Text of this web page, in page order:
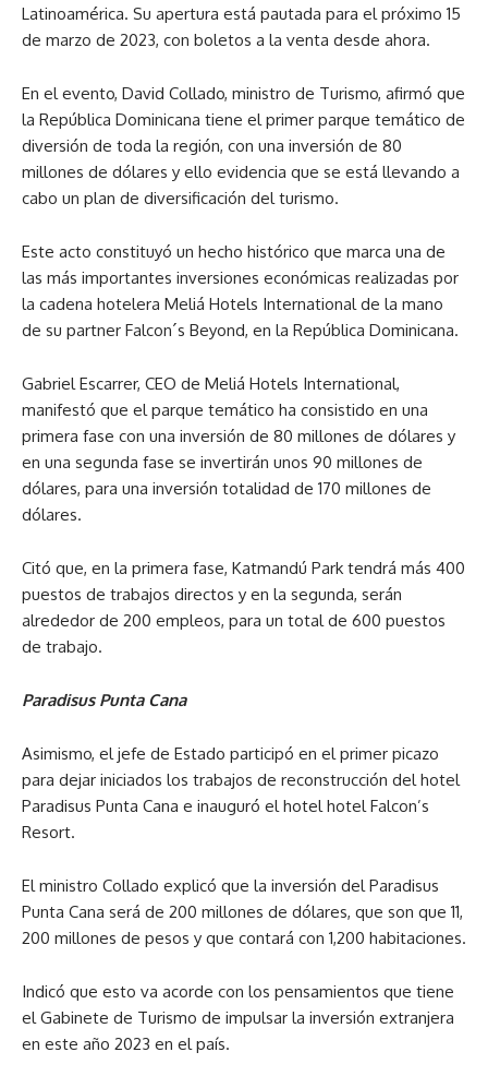
Latinoamérica. Su apertura está pautada para el próximo 15
de marzo de 2023, con boletos a la venta desde ahora.
En el evento, David Collado, ministro de Turismo, afirmó que
la República Dominicana tiene el primer parque temático de
diversión de toda la región, con una inversión de 80
millones de dólares y ello evidencia que se está llevando a
cabo un plan de diversificación del turismo.
Este acto constituyó un hecho histórico que marca una de
las más importantes inversiones económicas realizadas por
la cadena hotelera Meliá Hotels International de la mano
de su partner Falcon´s Beyond, en la República Dominicana.
Gabriel Escarrer, CEO de Meliá Hotels International,
manifestó que el parque temático ha consistido en una
primera fase con una inversión de 80 millones de dólares y
en una segunda fase se invertirán unos 90 millones de
dólares, para una inversión totalidad de 170 millones de
dólares.
Citó que, en la primera fase, Katmandú Park tendrá más 400
puestos de trabajos directos y en la segunda, serán
alrededor de 200 empleos, para un total de 600 puestos
de trabajo.
Paradisus Punta Cana
Asimismo, el jefe de Estado participó en el primer picazo
para dejar iniciados los trabajos de reconstrucción del hotel
Paradisus Punta Cana e inauguró el hotel hotel Falcon’s
Resort.
El ministro Collado explicó que la inversión del Paradisus
Punta Cana será de 200 millones de dólares, que son que 11,
200 millones de pesos y que contará con 1,200 habitaciones.
Indicó que esto va acorde con los pensamientos que tiene
el Gabinete de Turismo de impulsar la inversión extranjera
en este año 2023 en el país.